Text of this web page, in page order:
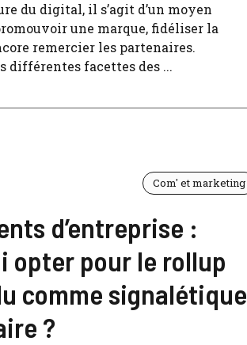
du digital, il s’agit d’un moyen
une marque, fidéliser la
remercier les partenaires.
différentes facettes des ...
Com' et marketing
d’entreprise :
opter pour le rollup
comme signalétique
?